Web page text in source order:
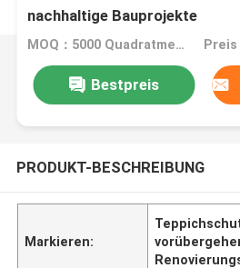
nachhaltige Bauprojekte
MOQ：5000 Quadratmeter, 10000 Quadratmeter mit Drucken
Bestpreis
PRODUKT-BESCHREIBUNG
Markieren: